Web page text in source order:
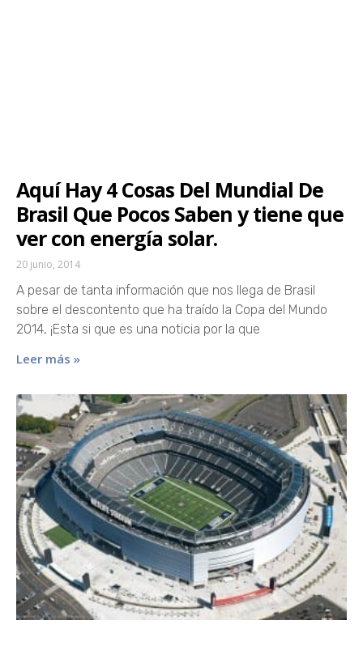
Aquí Hay 4 Cosas Del Mundial De
Brasil Que Pocos Saben y tiene que
ver con energía solar.
20 junio, 2014
A pesar de tanta información que nos llega de Brasil
sobre el descontento que ha traído la Copa del Mundo
2014, ¡Esta si que es una noticia por la que
Leer más »